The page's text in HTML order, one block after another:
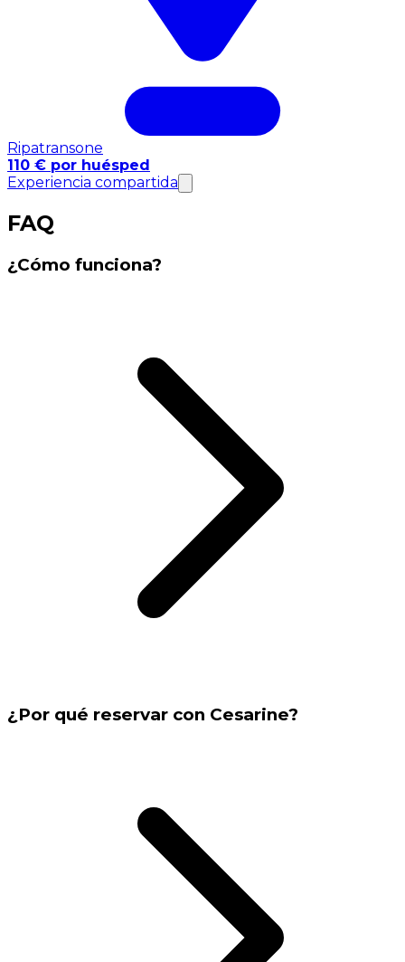
Ripatransone
110 € por huésped
Experiencia compartida
FAQ
¿Cómo funciona?
¿Por qué reservar con Cesarine?